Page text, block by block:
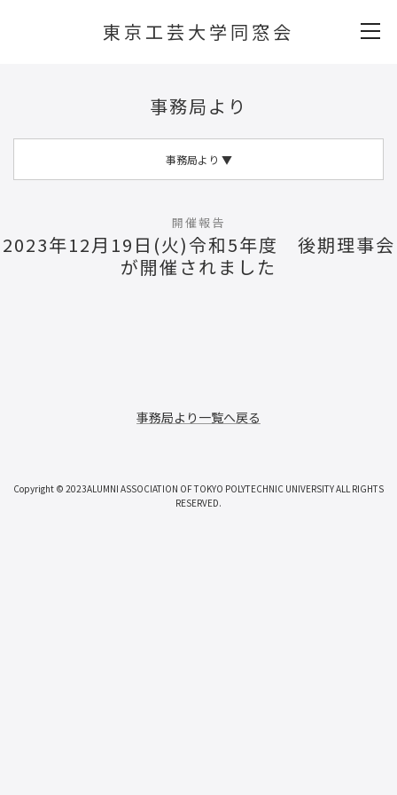
東京工芸大学同窓会
事務局より
事務局より ▼
開催報告
2023年12月19日(火)令和5年度 後期理事会
が開催されました
事務局より一覧へ戻る
Copyright © 2023ALUMNI ASSOCIATION OF TOKYO POLYTECHNIC UNIVERSITY ALL RIGHTS
RESERVED.